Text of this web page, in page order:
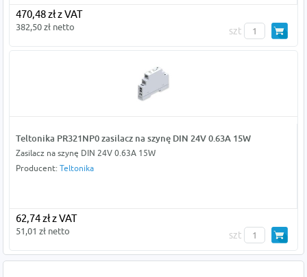
470,48 zł z VAT
382,50 zł netto szt
Teltonika PR321NP0 zasilacz na szynę DIN 24V 0.63A 15W
Zasilacz na szynę DIN 24V 0.63A 15W
Producent: Teltonika
62,74 zł z VAT
51,01 zł netto szt